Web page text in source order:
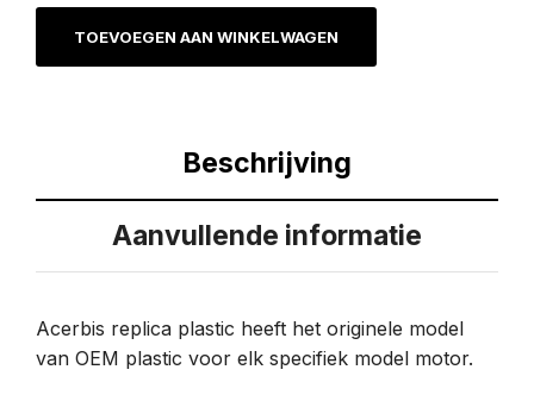
TOEVOEGEN AAN WINKELWAGEN
Beschrijving
Aanvullende informatie
Acerbis replica plastic heeft het originele model
van OEM plastic voor elk specifiek model motor.